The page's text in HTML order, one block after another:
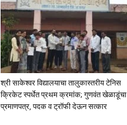
श्री साकेश्वर विद्यालयाचा तालुकास्तरीय टेनिस
क्रिकेट स्पर्धेत प्रथम क्रमांक; गुणवंत खेळाडूंचा
प्रमाणपत्र, पदक व ट्रॉफी देऊन सत्कार